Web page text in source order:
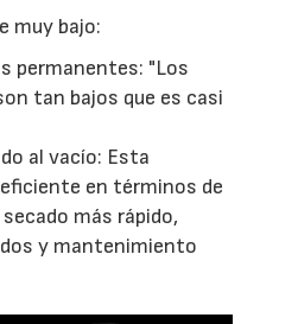
muy bajo:
permanentes: "Los
tan bajos que es casi
al vacío: Esta
en términos de
más rápido,
y mantenimiento